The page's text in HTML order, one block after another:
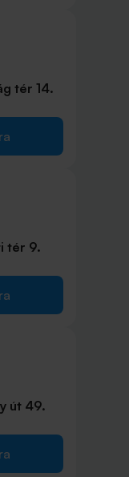
tér 14.
tér 9.
út 49.